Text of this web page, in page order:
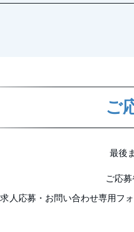
ご
最後
ご応
求人応募・お問い合わせ専用フ